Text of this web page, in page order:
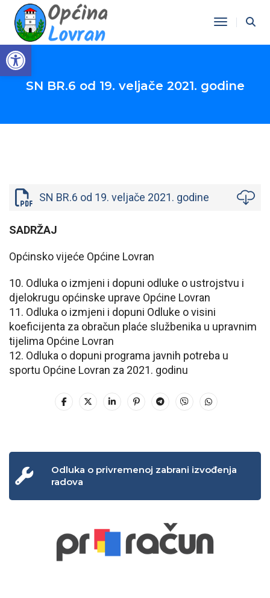
Open toolbar
Toggle
SN BR.6 od 19. veljače 2021. godine
SN BR.6 od 19. veljače 2021. godine
SADRŽAJ
Općinsko vijeće Općine Lovran
10. Odluka o izmjeni i dopuni odluke o ustrojstvu i
djelokrugu općinske uprave Općine Lovran
11. Odluka o izmjeni i dopuni Odluke o visini
koeficijenta za obračun plaće službenika u upravnim
tijelima Općine Lovran
12. Odluka o dopuni programa javnih potreba u
sportu Općine Lovran za 2021. godinu
Odluka o privremenoj zabrani izvođenja
radova